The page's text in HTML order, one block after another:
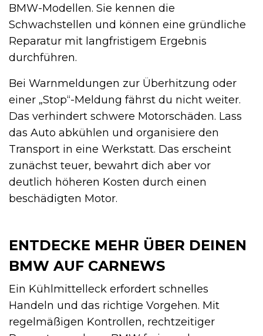
BMW-Modellen. Sie kennen die
Schwachstellen und können eine gründliche
Reparatur mit langfristigem Ergebnis
durchführen.
Bei Warnmeldungen zur Überhitzung oder
einer „Stop“-Meldung fährst du nicht weiter.
Das verhindert schwere Motorschäden. Lass
das Auto abkühlen und organisiere den
Transport in eine Werkstatt. Das erscheint
zunächst teuer, bewahrt dich aber vor
deutlich höheren Kosten durch einen
beschädigten Motor.
ENTDECKE MEHR ÜBER DEINEN
BMW AUF CARNEWS
Ein Kühlmittelleck erfordert schnelles
Handeln und das richtige Vorgehen. Mit
regelmäßigen Kontrollen, rechtzeitiger